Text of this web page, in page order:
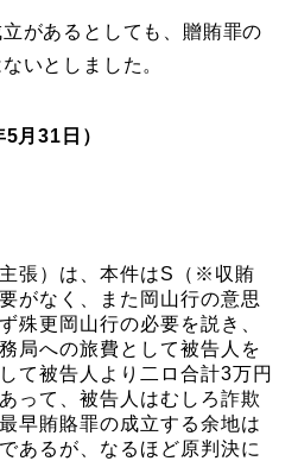
があるとしても、贈賄罪の
いとしました。
月31日）
張）は、本件はS（※収賄
がなく、また岡山行の意思
殊更岡山行の必要を説き、
局への旅費として被告人を
て被告人より二ロ合計3万円
って、被告人はむしろ詐欺
早賄賂罪の成立する余地は
あるが、なるほど原判決に